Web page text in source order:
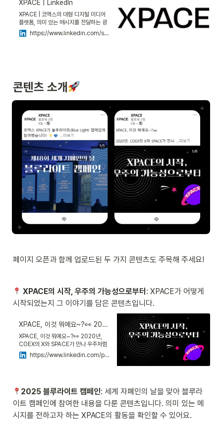
XPACE | LinkedIn
XPACE | 코엑스의 대형 디지털 미디어
플랫폼, 의미 있는 메시지를 전달하는 광
고 매체 XPACE입니다. | Xperience
the Essence of Engagement
방문객의 주요 이동 동선에 배치된 빅브
릿지, 브릿지, 스퀘어브릿지, 와이드브릿
지, 엣지컬럼 등 다양한 규격의 매체를 통
해 새로운 공간 경험을 제공합니다. 코엑
스에서는 연간 약 2,500건의 행사가 개
최되며, 일 평균 15만 명이 방문합니다.
https://www.linkedin.com/showcase/xpacecoex/?viewAsMember=true
콘텐츠 소개
페이지 오픈과 함께 업로드된 두 가지 콘텐츠도 주목해 주세요!
XPACE의 시작, 우주의 가능성으로부터 : XPACE가 어떻게
시작되었는지 그 이야기를 담은 콘텐츠입니다.
XPACE, 이것 뭐예요~?👀 2020년, COEX의 X와 SPACE가 만나 우주처럼 무한한 콘텐츠를 담는 대형 미디어 플랫폼이… | XPACE
XPACE, 이것 뭐예요~?👀 2020년,
COEX의 X와 SPACE가 만나 우주처럼
무한한 콘텐츠를 담는 대형 미디어 플랫
폼이 탄생했어요 🚀 전시업계 최초(!) 디
https://www.linkedin.com/posts/xpacecoex_xpace-%EC%9D%B4%EA%B2%83-%EB%AD%90%EC%98%88%EC%9A%94-2020%EB%85%84-coex%EC%9D%98-x%EC%99%80-space%EA%B0%80-activity-7317363840671719425-2LMA?utm_source=share&utm_medium=member_desktop&rcm=ACoAAFbqXQgBsT5LvgQEBCEA_4Z3ZFCj_oUVSU8
2025 블루라이트 캠페인: 세계 자폐인의 날을 맞아 블루라
이트 캠페인에 참여한 내용을 다룬 콘텐츠입니다. 의미 있는 메
시지를 전하고자 하는 XPACE의 활동을 확인할 수 있어요.